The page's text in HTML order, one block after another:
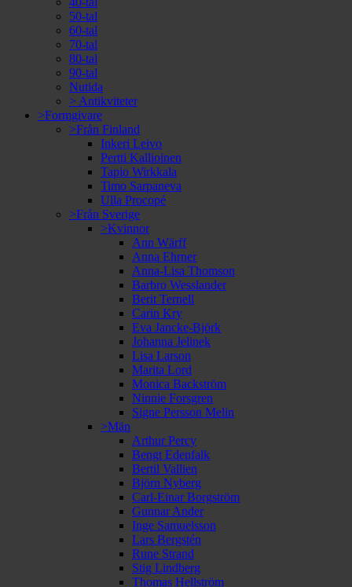
50-tal
60-tal
70-tal
80-tal
90-tal
Nutida
> Antikviteter
>Formgivare
>Från Finland
Inkeri Leivo
Pertti Kallioinen
Tapio Wirkkala
Timo Sarpaneva
Ulla Procopé
>Från Sverige
>Kvinnor
Ann Wärff
Anna Ehrner
Anna-Lisa Thomson
Barbro Wesslander
Berit Ternell
Carin Kry
Eva Jancke-Björk
Johanna Jelinek
Lisa Larson
Marita Lord
Monica Backström
Ninnie Forsgren
Signe Persson Melin
>Män
Arthur Percy
Bengt Edenfalk
Bertil Vallien
Björn Nyberg
Carl-Einar Borgström
Gunnar Ander
Inge Samuelsson
Lars Bergstén
Rune Strand
Stig Lindberg
Thomas Hellström